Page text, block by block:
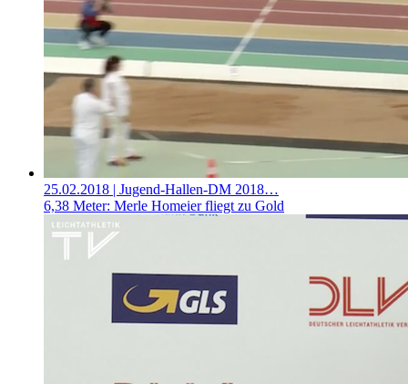
25.02.2018 | Jugend-Hallen-DM 2018…
6,38 Meter: Merle Homeier fliegt zu Gold